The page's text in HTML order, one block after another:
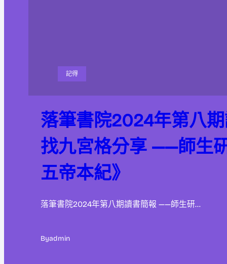
記得
落筆書院2024年第八
找九宮格分享 ——師生
五帝本紀》
落筆書院2024年第八期讀書簡報 ——師生研…
Byadmin